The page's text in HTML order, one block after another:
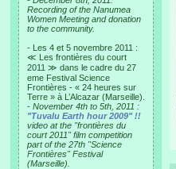
Recording of the Nanumea
Women Meeting and donation
to the community.
- Les 4 et 5 novembre 2011 :
≪ Les frontières du court
2011 ≫ dans le cadre du 27
eme Festival Science
Frontières - « 24 heures sur
Terre » à L’Alcazar (Marseille).
- November 4th to 5th, 2011 :
"Tuvalu Earth hour 2009" !!
video at the "frontières du
court 2011" film competition
part of the 27th "Science
Frontières" Festival
(Marseille).